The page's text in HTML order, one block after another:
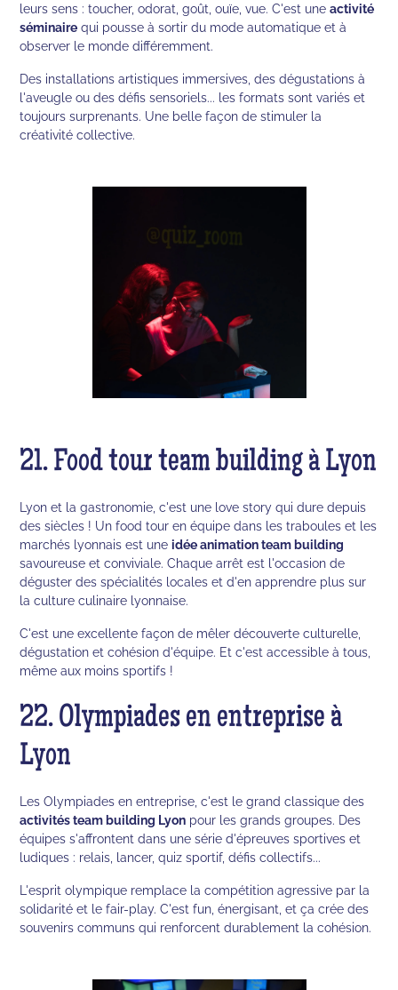
leurs sens : toucher, odorat, goût, ouïe, vue. C'est uneactivité
séminaire qui pousse à sortir du mode automatique et à
observer le monde différemment.
Des installations artistiques immersives, des dégustations à
l'aveugle ou des défis sensoriels... les formats sont variés et
toujours surprenants. Une belle façon de stimuler la
créativité collective.
21. Food tour team building à Lyon
Lyon et la gastronomie, c'est une love story qui dure depuis
des siècles ! Un food tour en équipe dans les traboules et les
marchés lyonnais est uneidée animation team building
savoureuse et conviviale. Chaque arrêt est l'occasion de
déguster des spécialités locales et d'en apprendre plus sur
la culture culinaire lyonnaise.
C'est une excellente façon de mêler découverte culturelle,
dégustation et cohésion d'équipe. Et c'est accessible à tous,
même aux moins sportifs !
22. Olympiades en entreprise à
Lyon
Les Olympiades en entreprise, c'est le grand classique des
activités team building Lyon pour les grands groupes. Des
équipes s'affrontent dans une série d'épreuves sportives et
ludiques : relais, lancer, quiz sportif, défis collectifs...
L'esprit olympique remplace la compétition agressive par la
solidarité et le fair-play. C'est fun, énergisant, et ça crée des
souvenirs communs qui renforcent durablement la cohésion.